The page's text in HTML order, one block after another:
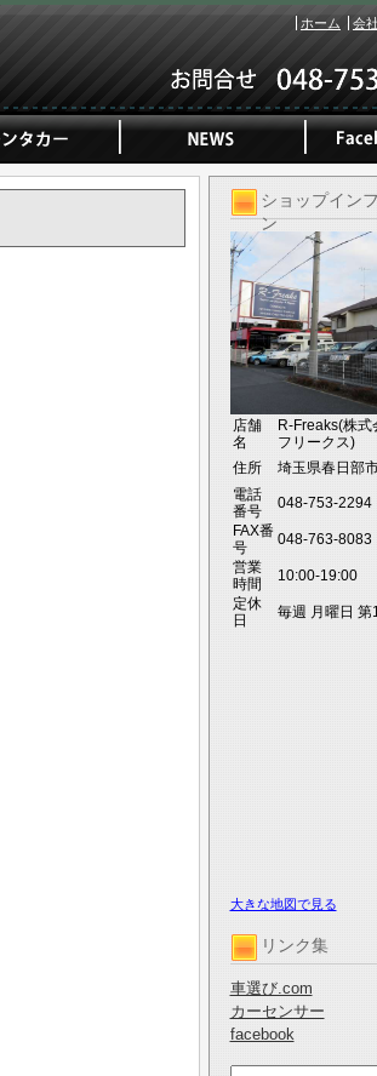
ホーム 会
ショップイン
ン
店舗
名
R-Freaks(株式
フリークス)
住所
埼玉県春日部
電話
番号
048-753-2294
FAX番
号
048-763-8083
営業
時間
10:00-19:00
定休
日
毎週 月曜日 第
大きな地図で見る
リンク集
車選び.com
カーセンサー
facebook